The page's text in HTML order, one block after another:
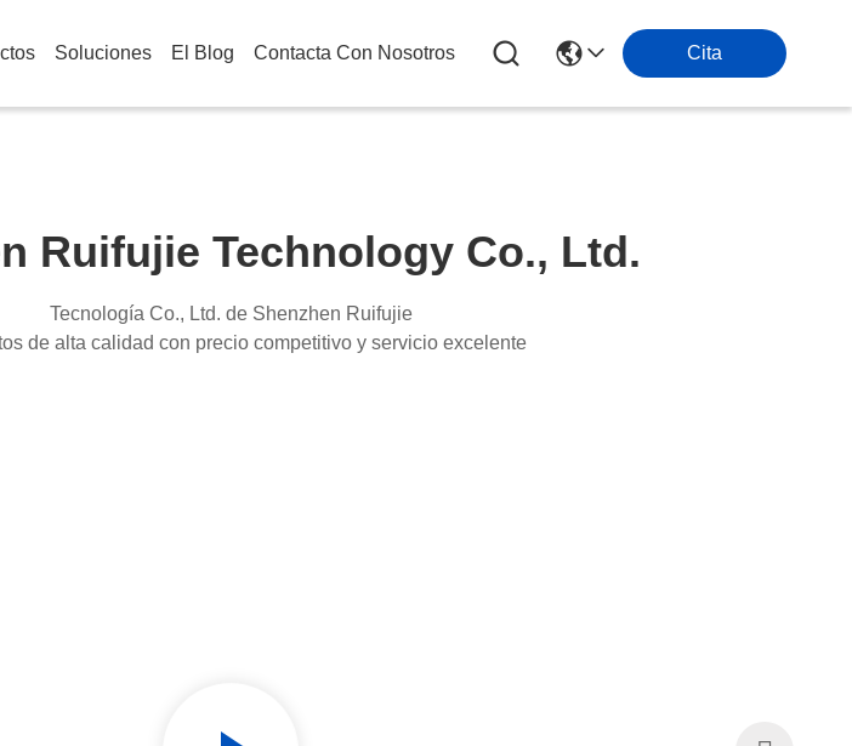
Soluciones El Blog Contacta Con Nosotros Cita
Ruifujie Technology Co., Ltd.
Tecnología Co., Ltd. de Shenzhen Ruifujie
de alta calidad con precio competitivo y servicio excelente